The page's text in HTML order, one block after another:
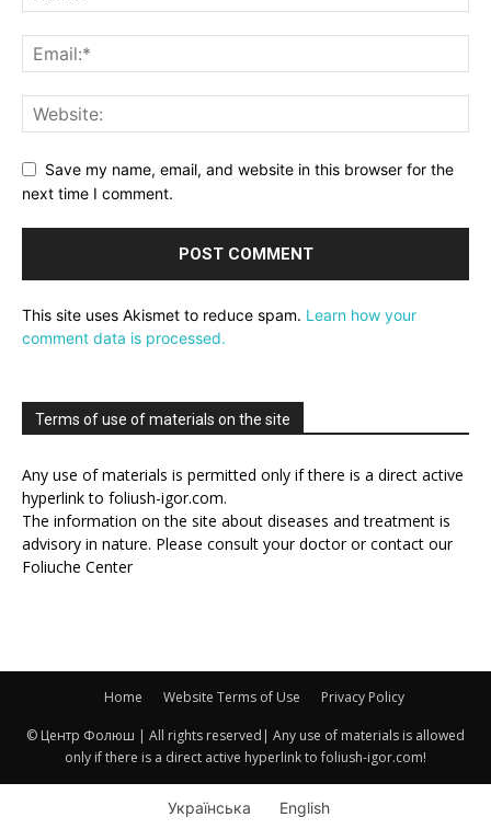
Save my name, email, and website in this browser for the
next time I comment.
This site uses Akismet to reduce spam. Learn how your
comment data is processed.
Terms of use of materials on the site
Any use of materials is permitted only if there is a direct active
hyperlink to foliush-igor.com.
The information on the site about diseases and treatment is
advisory in nature. Please consult your doctor or contact our
Foliuche Center
Home Website Terms of Use Privacy Policy
© Центр Фолюш | All rights reserved| Any use of materials is allowed
only if there is a direct active hyperlink to foliush-igor.com!
Українська English